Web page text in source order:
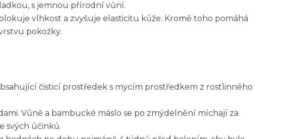
s jemnou přírodní vůní.
vlhkost a zvyšuje elasticitu kůže. Kromě toho pomáhá
pokožky.
čisticí prostředek s mycím prostředkem z rostlinného
Vůně a bambucké máslo se po zmýdelnění míchají za
svých účinků.